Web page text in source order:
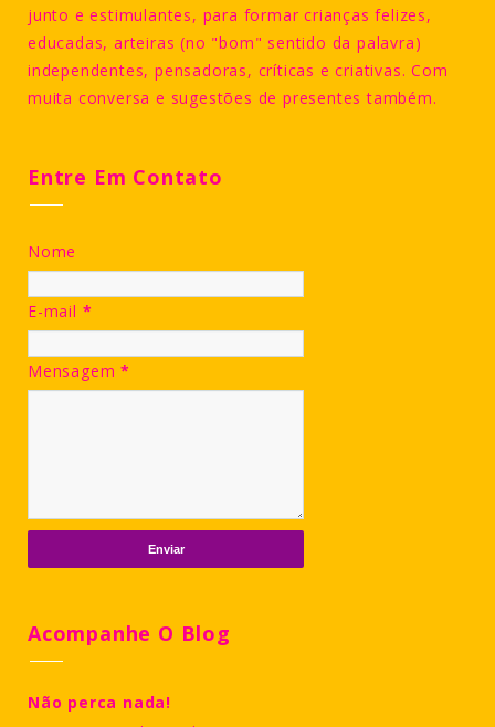
junto e estimulantes, para formar crianças felizes,
educadas, arteiras (no "bom" sentido da palavra)
independentes, pensadoras, críticas e criativas. Com
muita conversa e sugestões de presentes também.
Entre Em Contato
Nome
E-mail *
Mensagem*
Acompanhe O Blog
Não perca nada!